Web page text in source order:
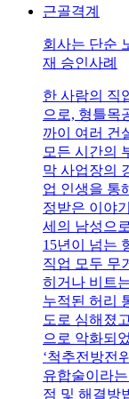
근골격계
회사는 단순
재 승인사례
한 사람의 직
으로, 형틀목
까이 여러 건
모든 시간의
막 사업장의
업 인생을 통
정받은 이야
세의 남성으
15년이 넘는
직업 모두 무
히거나 비트
누적된 허리
도로 심해졌
으로 악화되
‘척추전방전
유합술이라
점 및 해결방